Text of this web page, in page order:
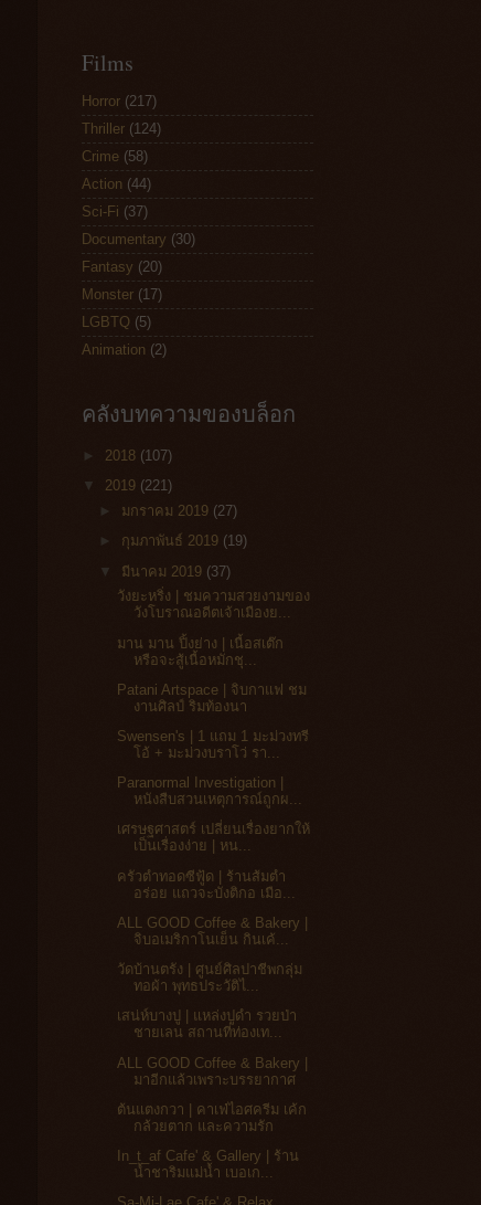
Films
Horror (217)
Thriller (124)
Crime (58)
Action (44)
Sci-Fi (37)
Documentary (30)
Fantasy (20)
Monster (17)
LGBTQ (5)
Animation (2)
คลังบทความของบล็อก
► 2018 (107)
▼ 2019 (221)
► มกราคม 2019 (27)
► กุมภาพันธ์ 2019 (19)
▼ มีนาคม 2019 (37)
วังยะหริ่ง | ชมความสวยงามของ
วังโบราณอดีตเจ้าเมืองย...
มาน มาน ปิ้งย่าง | เนื้อสเต๊ก
หรือจะสู้เนื้อหมักชุ...
Patani Artspace | จิบกาแฟ ชม
งานศิลป์ ริมท้องนา
Swensen's | 1 แถม 1 มะม่วงทรี
โอ้ + มะม่วงบราโว่ รา...
Paranormal Investigation |
หนังสืบสวนเหตุการณ์ถูกผ...
เศรษฐศาสตร์ เปลี่ยนเรื่องยากให้
เป็นเรื่องง่าย | หน...
ครัวตำทอดซีฟู้ด | ร้านส้มตำ
อร่อย แถวจะบังติกอ เมือ...
ALL GOOD Coffee & Bakery |
จิบอเมริกาโนเย็น กินเค้...
วัดบ้านตรัง | ศูนย์ศิลปาชีพกลุ่ม
ทอผ้า พุทธประวัติไ...
เสน่ห์บางปู | แหล่งปูดำ รวยป่า
ชายเลน สถานที่ท่องเท...
ALL GOOD Coffee & Bakery |
มาอีกแล้วเพราะบรรยากาศ
ต้นแตงกวา | คาเฟ่ไอศครีม เค้ก
กล้วยตาก และความรัก
In_t_af Cafe' & Gallery | ร้าน
น้ำชาริมแม่น้ำ เบอเก...